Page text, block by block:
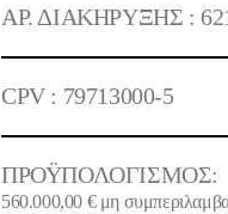
ΑΡ. ΔΙΑΚΗΡΥΞΗΣ :
CPV : 79713000-5
ΠΡΟΫΠΟΛΟΓΙΣΜΟΣ:
560.000,00 € μη